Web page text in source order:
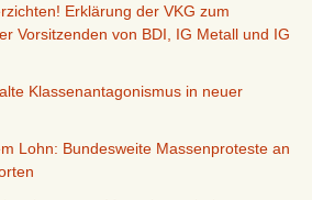
Erklärung der VKG zum
Vorsitzenden von BDI, IG Metall und IG
Klassenantagonismus in neuer
Lohn: Bundesweite Massenproteste an